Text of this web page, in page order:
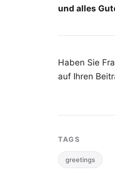
und alles
Haben Sie
auf Ihren
TAGS
greetings